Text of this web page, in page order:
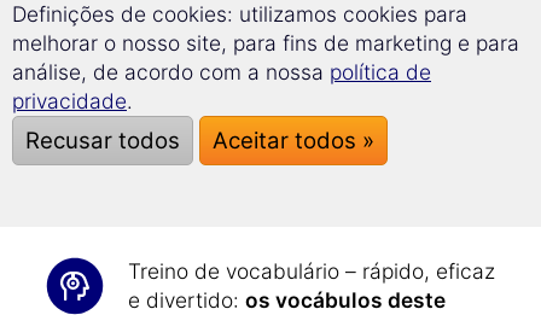
Com apenas17 minutos de tempo de
aprendizagem por dia , aprenderá de
forma eficiente e orientada.
Após cerca de 40 horas de
aprendizagem, atingirá os
e C2do Quadro Europeu Comum de
Treino de vocabulário – rápido, eficaz
e divertido: os vocábulos deste
Definições de cookies: utilizamos cookies para
melhorar o nosso site, para fins de marketing e para
análise, de acordo com a nossa política de
privacidade.
Recusar todos Aceitar todos »